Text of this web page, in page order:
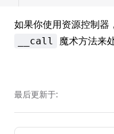
如果你使用资源控制器
__call 魔术方法来
最后更新于: